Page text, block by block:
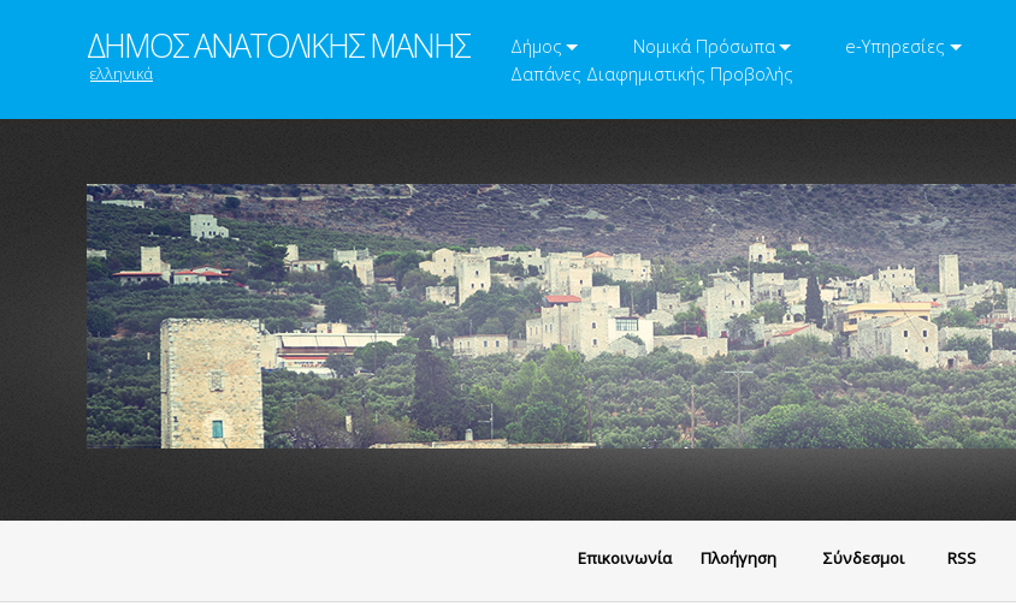
ΔΗΜΟΣ ΑΝΑΤΟΛΙΚΗΣ ΜΑΝΗΣ
ελληνικά
Δήμος Νομικά Πρόσωπα e-Υπηρεσίες
Δαπάνες Διαφημιστικής Προβολής
Eπικοινωνία Πλοήγηση Σύνδεσμοι RSS